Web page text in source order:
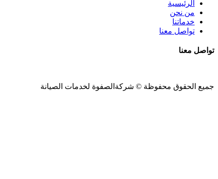
الرئيسية
من نحن
خدماتنا
تواصل معنا
تواصل معنا
جميع الحقوق محفوظة © شركةالصفوة لخدمات الصيانة